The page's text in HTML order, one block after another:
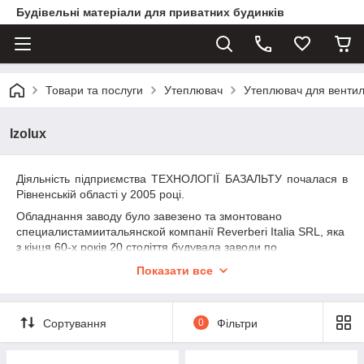
Будівельні матеріали для приватних будинків
Товари та послуги Утеплювач Утеплювач для
Izolux
Діяльність підприємства ТЕХНОЛОГІЇ БАЗАЛЬТУ почалася в
Рівненській області у 2005 році.
Обладнання заводу було завезено та змонтовано
специалистамиитальянской компанії Reverberi Italia SRL, яка
з кінця 60-х років 20 століття будувала заводи по
нього і відома у всьому світі.
загальними зусиллями українських та італійських спеціалістів,
які контролювали і налагоджували роботу обладнання до
Показати все
Сортування 0 Фільтри